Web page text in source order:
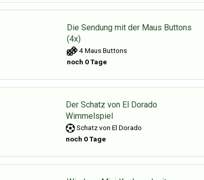
Die Sendung mit der Maus Buttons
(4x)
4 Maus Buttons
noch 0 Tage
Der Schatz von El Dorado
Wimmelspiel
Schatz von El Dorado
noch 0 Tage